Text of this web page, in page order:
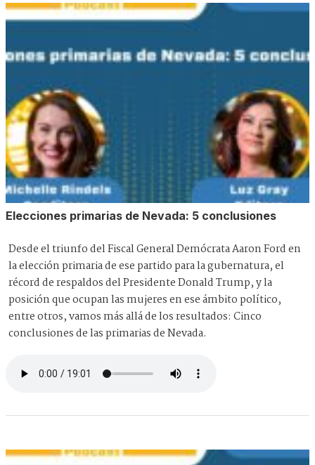
Elecciones primarias de Nevada: 5 conclusiones
Desde el triunfo del Fiscal General Demócrata Aaron Ford en
la elección primaria de ese partido para la gubernatura, el
récord de respaldos del Presidente Donald Trump, y la
posición que ocupan las mujeres en ese ámbito político,
entre otros, vamos más allá de los resultados: Cinco
conclusiones de las primarias de Nevada.